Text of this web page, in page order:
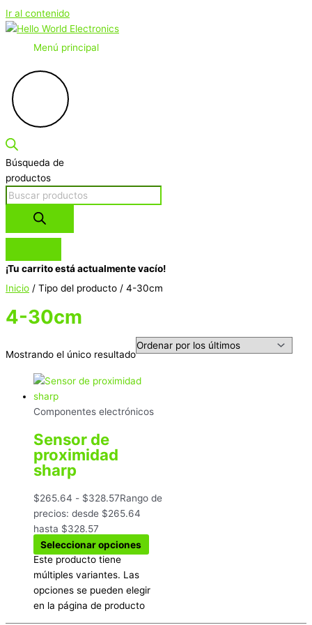
Ir al contenido
Menú principal
Búsqueda de
productos
¡Tu carrito está actualmente vacío!
Inicio / Tipo del producto / 4-30cm
4-30cm
Mostrando el único resultado
Componentes electrónicos
Sensor de
proximidad
sharp
$265.64 - $328.57Rango de
precios: desde $265.64
hasta $328.57
Seleccionar opciones
Este producto tiene
múltiples variantes. Las
opciones se pueden elegir
en la página de producto